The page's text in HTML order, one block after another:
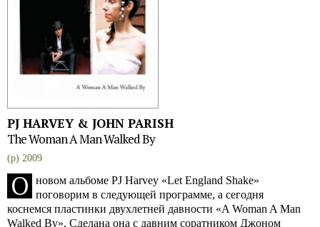
PJ HARVEY & JOHN PARISH
The Woman A Man Walked By
(p) 2009
О
новом альбоме PJ Harvey «Let England Shake»
поговорим в следующей программе, а сегодня
коснемся пластинки двухлетней давности «A Woman A Man
Walked By». Сделана она с давним соратником Джоном